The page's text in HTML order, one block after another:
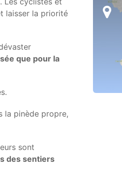
laisser la priorité
que pour la
la pinède propre,
sont
des sentiers